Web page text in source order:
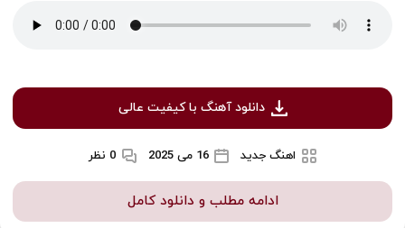
دانلود آهنگ با کیفیت عالی
اهنگ جدید 16 می 2025 0 نظر
ادامه مطلب و دانلود کامل